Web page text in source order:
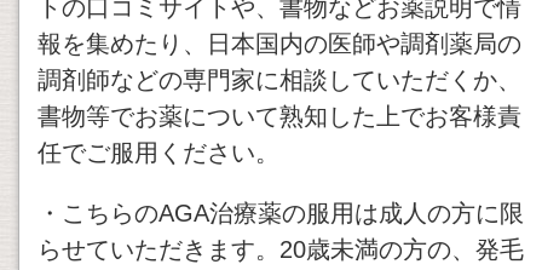
トの口コミサイトや、書物などお薬説明で情
報を集めたり、日本国内の医師や調剤薬局の
調剤師などの専門家に相談していただくか、
書物等でお薬について熟知した上でお客様責
任でご服用ください。
・こちらのAGA治療薬の服用は成人の方に限
らせていただきます。20歳未満の方の、発毛